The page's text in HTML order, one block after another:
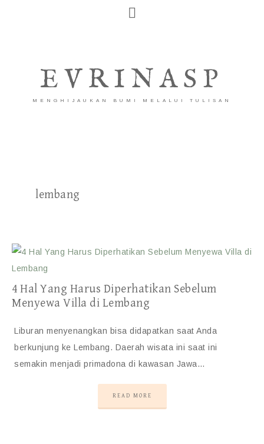
EVRINASP
MENGHIJAUKAN BUMI MELALUI TULISAN
lembang
4 Hal Yang Harus Diperhatikan Sebelum
Menyewa Villa di Lembang
Liburan menyenangkan bisa didapatkan saat Anda
berkunjung ke Lembang. Daerah wisata ini saat ini
semakin menjadi primadona di kawasan Jawa…
READ MORE